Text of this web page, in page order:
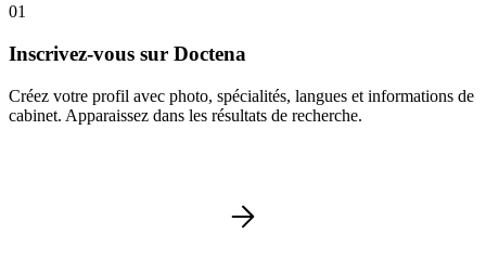
01
Inscrivez-vous sur Doctena
Créez votre profil avec photo, spécialités, langues et informations de
cabinet. Apparaissez dans les résultats de recherche.